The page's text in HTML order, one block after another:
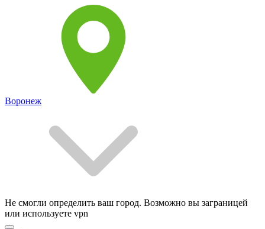
Воронеж
Не смогли определить ваш город. Возможно вы заграницей
или используете vpn